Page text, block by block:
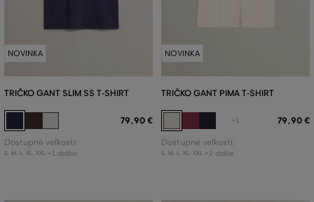
NOVINKA
TRIČKO GANT SLIM SS T-SHIRT
79,90 €
Dostupné veľkosti:
S, M L, XL, XXL +1 ďalšia
NOVINKA
TRIČKO GANT PIMA T-SHIRT
+1 79,90 €
Dostupné veľkosti:
S, M L, XL, XXL +2 ďalšie